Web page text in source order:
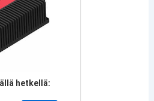
hetkellä: